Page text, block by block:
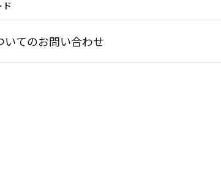
ド
いてのお問い合わせ